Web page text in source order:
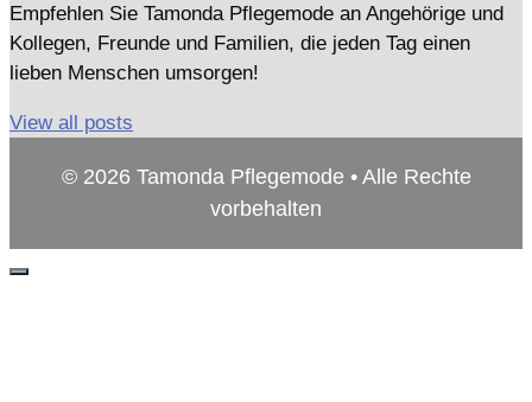
Empfehlen Sie Tamonda Pflegemode an Angehörige und
Kollegen, Freunde und Familien, die jeden Tag einen
lieben Menschen umsorgen!
View all posts
© 2026 Tamonda Pflegemode • Alle Rechte
vorbehalten
Schließen